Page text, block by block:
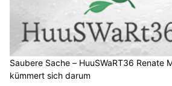
Saubere Sache – HuuSWaRT36 Renate
kümmert sich darum